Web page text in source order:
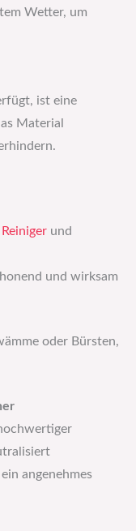
Wetter, um
ist eine
Material
Reiniger und
und wirksam
oder Bürsten,
angenehmes